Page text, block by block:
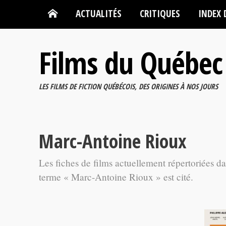
ACTUALITÉS CRITIQUES INDEX
Films du Québec
LES FILMS DE FICTION QUÉBÉCOIS, DES ORIGINES À NOS JOURS
Marc-Antoine Rioux
Les fiches de films actuellement répertoriées
terme « Marc-Antoine Rioux » est cité.